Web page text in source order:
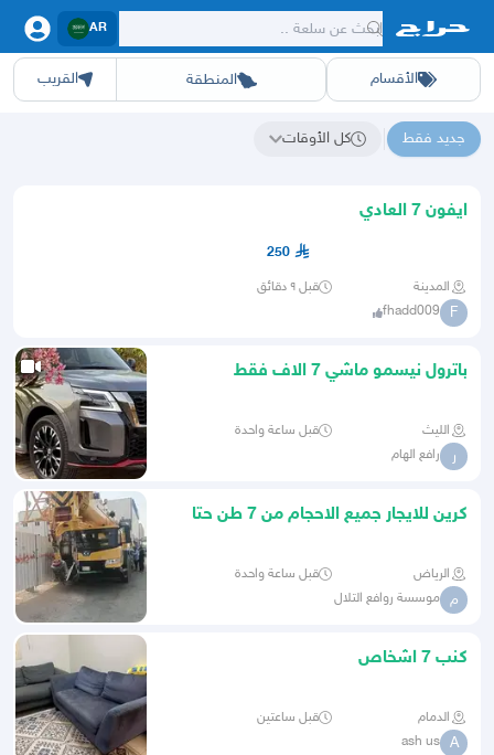
AR
الأقسام المنطقة القريب أجهزةعقار ديل وظائفالعابتدريب برمجةالحدائق الشرقيهجدهمكه المدينةالطايف حائلأبهاعسيرالباحة
جديد فقط كل الأوقات
ايفون 7 العادي
250
المدينة قبل ٩ دقائق
F
fhadd009
باترول نيسمو ماشي 7 الاف فقط
الليث قبل ساعة واحدة
ر رافع الهام
كرين للايجار جميع الاحجام من 7 طن حتا
الرياض قبل ساعة واحدة
م موسسة روافع التلال
كنب 7 اشخاص
الدمام قبل ساعتين
A
ash us